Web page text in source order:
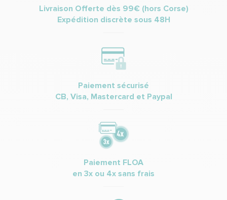
Livraison Offerte dès 99€ (hors Corse)
Expédition discrète sous 48H
Paiement sécurisé
CB, Visa, Mastercard et Paypal
Paiement FLOA
en 3x ou 4x sans frais